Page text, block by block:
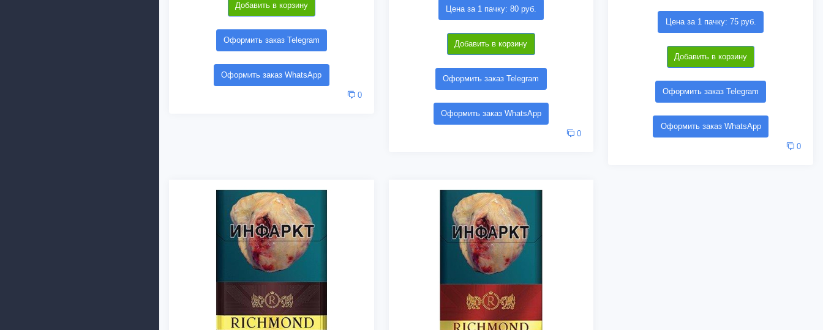
Добавить в корзину
Оформить заказ Telegram
Оформить заказ WhatsApp
0
Цена за 1 пачку: 80 руб.
Добавить в корзину
Оформить заказ Telegram
Оформить заказ WhatsApp
0
Цена за 1 пачку: 75 руб.
Добавить в корзину
Оформить заказ Telegram
Оформить заказ WhatsApp
0